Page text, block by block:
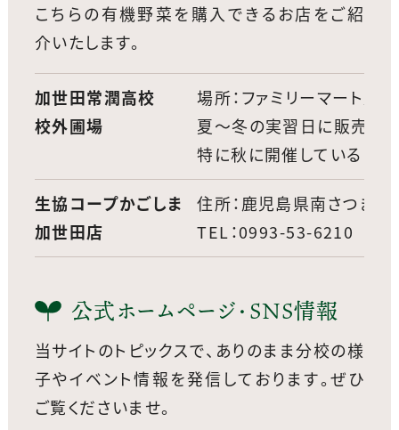
こちらの有機野菜を購入できるお店をご紹
介いたします。
加世田常潤高校
校外圃場
場所：ファミリーマート加
夏〜冬の実習日に販売して
特に秋に開催している「自
生協コープかごしま
加世田店
住所：鹿児島県南さつま
TEL：0993-53-6210
公式ホームページ・SNS情報
当サイトのトピックスで、ありのまま分校の様
子やイベント情報を発信しております。ぜひ
ご覧くださいませ。